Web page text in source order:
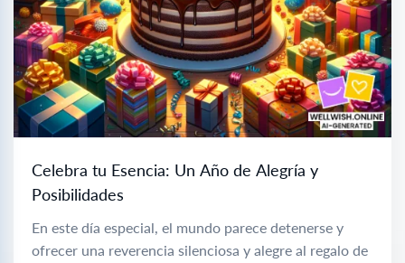
Celebra tu Esencia: Un Año de Alegría y
Posibilidades
En este día especial, el mundo parece detenerse y
ofrecer una reverencia silenciosa y alegre al regalo de